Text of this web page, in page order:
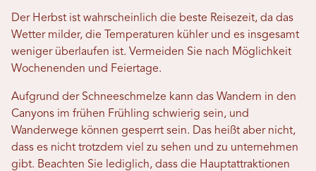
Der Herbst ist wahrscheinlich die beste Reisezeit, da das
Wetter milder, die Temperaturen kühler und es insgesamt
weniger überlaufen ist. Vermeiden Sie nach Möglichkeit
Wochenenden und Feiertage.
Aufgrund der Schneeschmelze kann das Wandern in den
Canyons im frühen Frühling schwierig sein, und
Wanderwege können gesperrt sein. Das heißt aber nicht,
dass es nicht trotzdem viel zu sehen und zu unternehmen
gibt. Beachten Sie lediglich, dass die Hauptattraktionen